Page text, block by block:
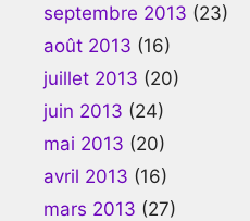
septembre 2013 (23)
août 2013 (16)
juillet 2013 (20)
juin 2013 (24)
mai 2013 (20)
avril 2013 (16)
mars 2013 (27)